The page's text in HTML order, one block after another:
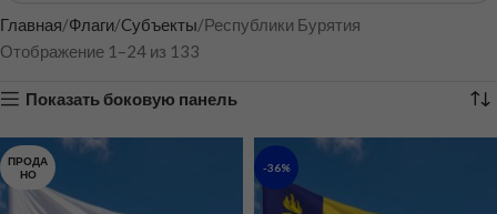
Главная Флаги Cубъекты Республики Бурятия
Отображение 1–24 из 133
Показать боковую панель
ПРОДА
НО
-36%